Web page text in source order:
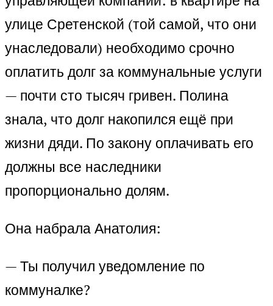
улице Сретенской (той самой, что они
унаследовали) необходимо срочно
оплатить долг за коммунальные услуги
— почти сто тысяч гривен. Полина
знала, что долг накопился ещё при
жизни дяди. По закону оплачивать его
должны все наследники
пропорционально долям.
Она набрала Анатолия:
— Ты получил уведомление по
коммуналке?